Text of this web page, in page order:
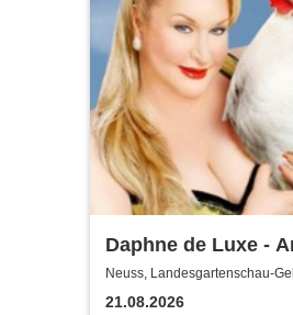
Daphne de Luxe -
Neuss, Landesgartenschau-
21.08.2026